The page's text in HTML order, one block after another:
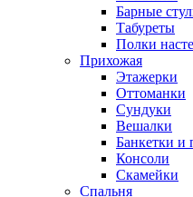
Барные
Табуреты
Полки
Прихожая
Этажерки
Оттоманки
Сундуки
Вешалки
Банкетки и
Консоли
Скамейки
Спальня